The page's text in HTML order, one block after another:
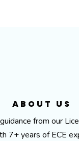
ABOUT US
from our
7+ years of ECE